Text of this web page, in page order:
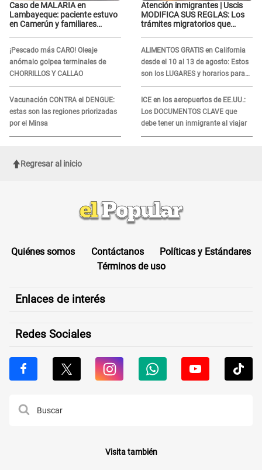
Caso de MALARIA en
Lambayeque: paciente estuvo
en Camerún y familiares
¡Pescado más CARO! Oleaje
anómalo golpea terminales de
CHORRILLOS Y CALLAO
Vacunación CONTRA el DENGUE:
estas son las regiones priorizadas
por el Minsa
Atención inmigrantes | Uscis
MODIFICA SUS REGLAS: Los
trámites migratorios que
ALIMENTOS GRATIS en California
desde el 10 al 13 de agosto: Estos
son los LUGARES y horarios para
recibir la ayuda
ICE en los aeropuertos de EE.UU.:
Los DOCUMENTOS CLAVE que
debe tener un inmigrante al viajar
Regresar al inicio
Quiénes somos Contáctanos
Políticas y Estándares
Términos de uso
Enlaces de interés
Redes Sociales
Visita también